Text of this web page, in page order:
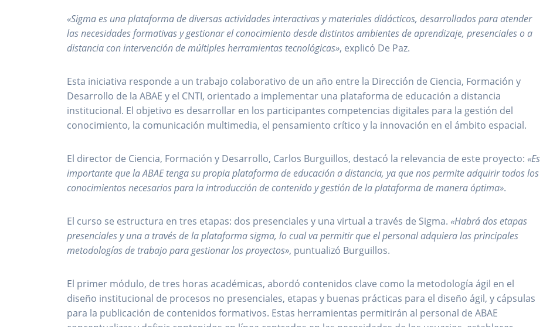
«Sigma es una plataforma de diversas actividades interactivas y materiales didácticos, desarrollados para atender
las necesidades formativas y gestionar el conocimiento desde distintos ambientes de aprendizaje, presenciales o a
distancia con intervención de múltiples herramientas tecnológicas», explicó De Paz.
Esta iniciativa responde a un trabajo colaborativo de un año entre la Dirección de Ciencia, Formación y
Desarrollo de la ABAE y el CNTI, orientado a implementar una plataforma de educación a distancia
institucional. El objetivo es desarrollar en los participantes competencias digitales para la gestión del
conocimiento, la comunicación multimedia, el pensamiento crítico y la innovación en el ámbito espacial.
El director de Ciencia, Formación y Desarrollo, Carlos Burguillos, destacó la relevancia de este proyecto: «Es
importante que la ABAE tenga su propia plataforma de educación a distancia, ya que nos permite adquirir todos los
conocimientos necesarios para la introducción de contenido y gestión de la plataforma de manera óptima».
El curso se estructura en tres etapas: dos presenciales y una virtual a través de Sigma. «Habrá dos etapas
presenciales y una a través de la plataforma sigma, lo cual va permitir que el personal adquiera las principales
metodologías de trabajo para gestionar los proyectos», puntualizó Burguillos.
El primer módulo, de tres horas académicas, abordó contenidos clave como la metodología ágil en el
diseño institucional de procesos no presenciales, etapas y buenas prácticas para el diseño ágil, y cápsulas
para la publicación de contenidos formativos. Estas herramientas permitirán al personal de ABAE